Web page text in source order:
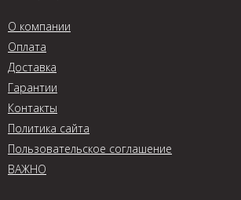
О компании
Оплата
Доставка
Гарантии
Контакты
Политика сайта
Пользовательское соглашение
ВАЖНО